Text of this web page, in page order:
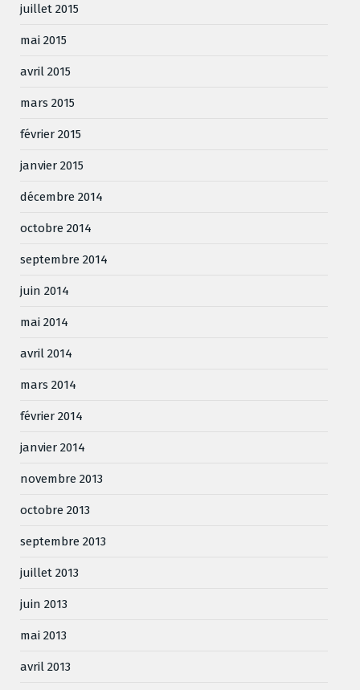
juillet 2015
mai 2015
avril 2015
mars 2015
février 2015
janvier 2015
décembre 2014
octobre 2014
septembre 2014
juin 2014
mai 2014
avril 2014
mars 2014
février 2014
janvier 2014
novembre 2013
octobre 2013
septembre 2013
juillet 2013
juin 2013
mai 2013
avril 2013